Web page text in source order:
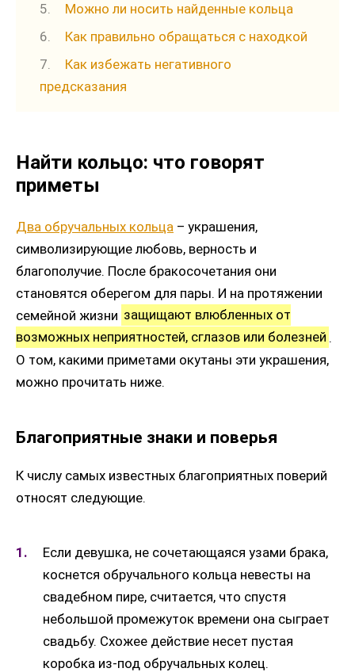
Можно ли носить найденные кольца
Как правильно обращаться с находкой
Как избежать негативного
предсказания
Найти кольцо: что говорят
приметы
Два обручальных кольца – украшения,
символизирующие любовь, верность и
благополучие. После бракосочетания они
становятся оберегом для пары. И на протяжении
семейной жизни защищают влюбленных от
возможных неприятностей, сглазов или болезней .
О том, какими приметами окутаны эти украшения,
можно прочитать ниже.
Благоприятные знаки и поверья
К числу самых известных благоприятных поверий
относят следующие.
Если девушка, не сочетающаяся узами брака,
коснется обручального кольца невесты на
свадебном пире, считается, что спустя
небольшой промежуток времени она сыграет
свадьбу. Схожее действие несет пустая
коробка из-под обручальных колец.